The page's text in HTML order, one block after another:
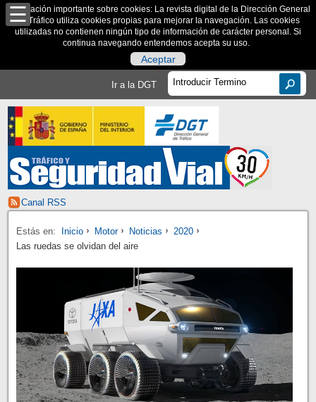
Información importante sobre cookies: La revista digital de la Dirección General
de Tráfico utiliza cookies propias para mejorar la navegación. Las cookies
utilizadas no contienen ningún tipo de información de carácter personal. Si
continua navegando entendemos acepta su uso.
Aceptar
Ir a la DGT
Canal RSS
Estás en: Inicio Motor Noticias
2020
Las ruedas se olvidan del aire